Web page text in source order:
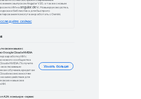
модели искусственного
интеллекта поколения с
Получите практический опыт работы с
Kubernetes Engine (GKE) и NVIDIA NIM
задач логического вывода ИИ.
развертывание моделей ИИ и